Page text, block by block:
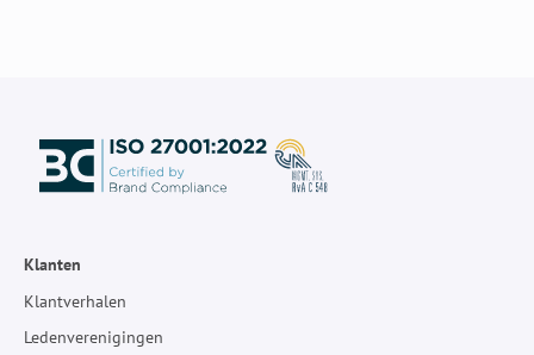
Klanten
Klantverhalen
Ledenverenigingen